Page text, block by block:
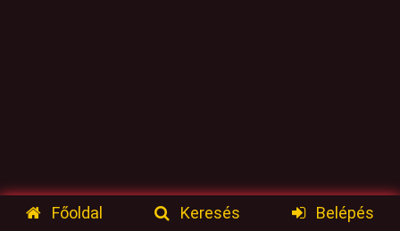
Főoldal Keresés Belépés